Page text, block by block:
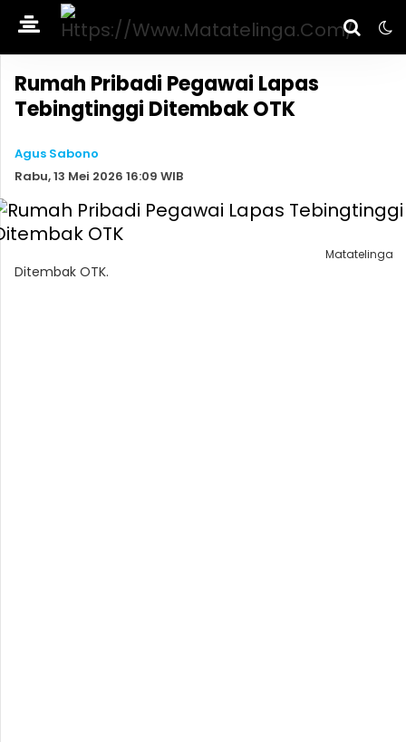
Rumah Pribadi Pegawai Lapas
Tebingtinggi Ditembak OTK
Agus Sabono
Rabu, 13 Mei 2026 16:09 WIB
Matatelinga
Ditembak OTK.